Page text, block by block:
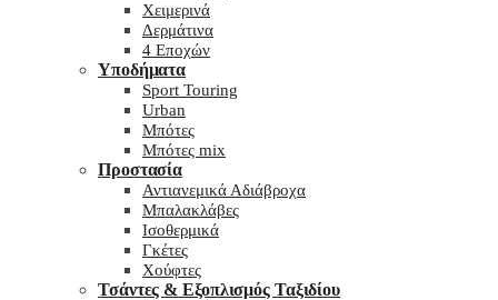
Χειμερινά
Δερμάτινα
4 Εποχών
Υποδήματα
Sport Touring
Urban
Μπότες
Μπότες mix
Προστασία
Αντιανεμικά Αδιάβροχα
Μπαλακλάβες
Ισοθερμικά
Γκέτες
Χούφτες
Τσάντες & Εξοπλισμός Ταξιδίου